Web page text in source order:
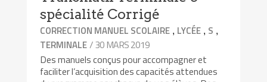
spécialité Corrigé
CORRECTION MANUEL SCOLAIRE , LYCÉE , S ,
TERMINALE/ 30 MARS 2019
Des manuels conçus pour accompagner et
faciliter l’acquisition des capacités attendues